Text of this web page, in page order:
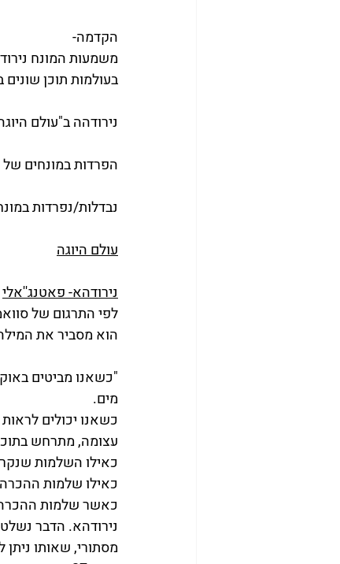
הקדמה-
משמעות המונח
בעולמות תוכן
נירודהה ב"עולם
הפרדות במונחים
נבדלות/נפרדות
עולם היוגה
נירודהא- פאטנג''אלי
לפי התרגום של
הוא מסביר את
"כשאנו מביטים
מים.
כשאנו יכולים
עצומה, מתרחש
כאילו השלמות
כאילו שלמות
כאשר שלמות ההכרה
נירודהא. הדבר
מסתורי, שאותו ניתן